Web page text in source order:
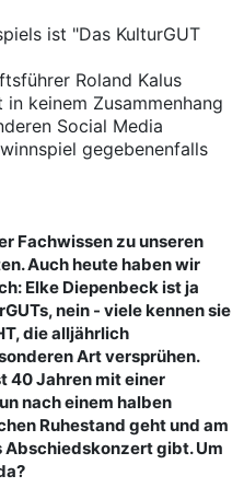
ist "Das KulturGUT
Roland Kalus
keinem Zusammenhang
Social Media
gegebenenfalls
Fachwissen zu unseren
Auch heute haben wir
Elke Diepenbeck ist ja
nein - viele kennen sie
die alljährlich
Art versprühen.
40 Jahren mit einer
nach einem halben
Ruhestand geht und am
Abschiedskonzert gibt. Um